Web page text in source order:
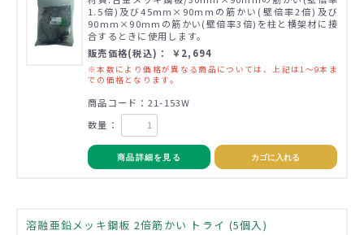
1.5倍)及び45mm×90mmの筋かい(壁倍率2倍)及び
90mm×90mmの筋かい(壁倍率3倍)を柱と横架材に接
合するときに使用します。
販売価格(税込)： ￥2,694
※本数により価格が異なる商品については、上記は1～9本ま
での価格となります。
商品コード：21-153W
数量：
商品詳細を見る カゴに入れる
溶融亜鉛メッキ鋼板 2倍筋かい トライ (5個入)